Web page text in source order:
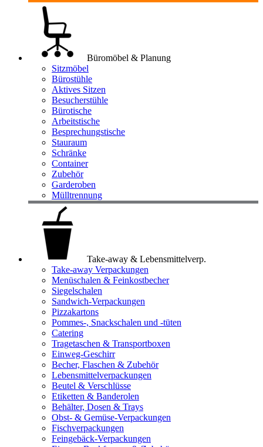
Büromöbel & Planung
Sitzmöbel
Bürostühle
Aktives Sitzen
Besucherstühle
Bürotische
Arbeitstische
Besprechungstische
Stauraum
Schränke
Container
Zubehör
Garderoben
Mülltrennung
Take-away & Lebensmittelverp.
Take-away Verpackungen
Menüschalen & Feinkostbecher
Siegelschalen
Sandwich-Verpackungen
Pizzakartons
Pommes-, Snackschalen und -tüten
Catering
Tragetaschen & Transportboxen
Einweg-Geschirr
Becher, Flaschen & Zubehör
Lebensmittelverpackungen
Beutel & Verschlüsse
Etiketten & Banderolen
Behälter, Dosen & Trays
Obst- & Gemüse-Verpackungen
Fischverpackungen
Feingebäck-Verpackungen